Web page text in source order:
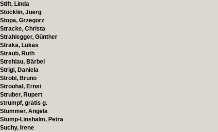
Stift, Linda
Stöcklin, Juerg
Stopa, Grzegorz
Stracke, Christa
Strahlegger, Günther
Straka, Lukas
Straub, Ruth
Strehlau, Bärbel
Strigl, Daniela
Strobl, Bruno
Strouhal, Ernst
Struber, Rupert
strumpf, gratis g.
Stummer, Angela
Stump-Linshalm, Petra
Suchy, Irene